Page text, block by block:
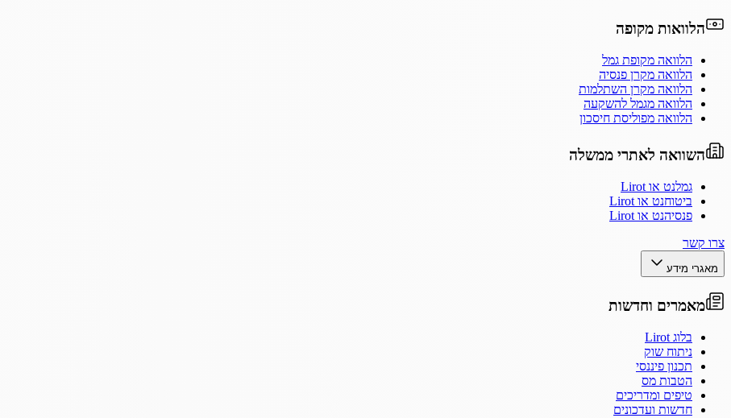
הלוואות מקופה
הלוואה מקופת גמל
הלוואה מקרן פנסיה
הלוואה מקרן השתלמות
הלוואה מגמל להשקעה
הלוואה מפוליסת חיסכון
השוואה לאתרי ממשלה
גמלנט או Lirot
ביטוחנט או Lirot
פנסיהנט או Lirot
צרו קשר
מאגרי מידע
מאמרים וחדשות
בלוג Lirot
ניתוח שוק
תכנון פיננסי
הטבות מס
טיפים ומדריכים
חדשות ועדכונים